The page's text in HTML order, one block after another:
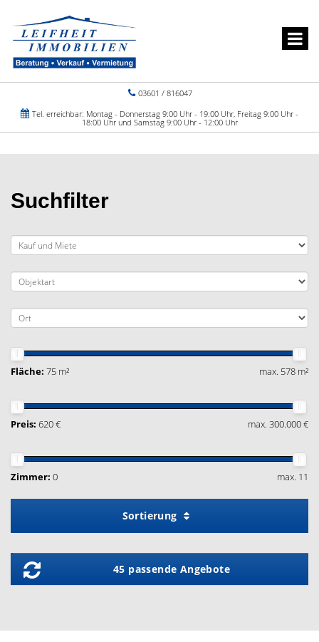
03601 / 816047
Tel. erreichbar: Montag - Donnerstag 9:00 Uhr - 19:00 Uhr, Freitag 9:00 Uhr -
18:00 Uhr und Samstag 9:00 Uhr - 12:00 Uhr
Suchfilter
Fläche: 75 m² max. 578 m²
Preis: 620 € max. 300.000 €
Zimmer: 0 max. 11
Sortierung
45 passende Angebote